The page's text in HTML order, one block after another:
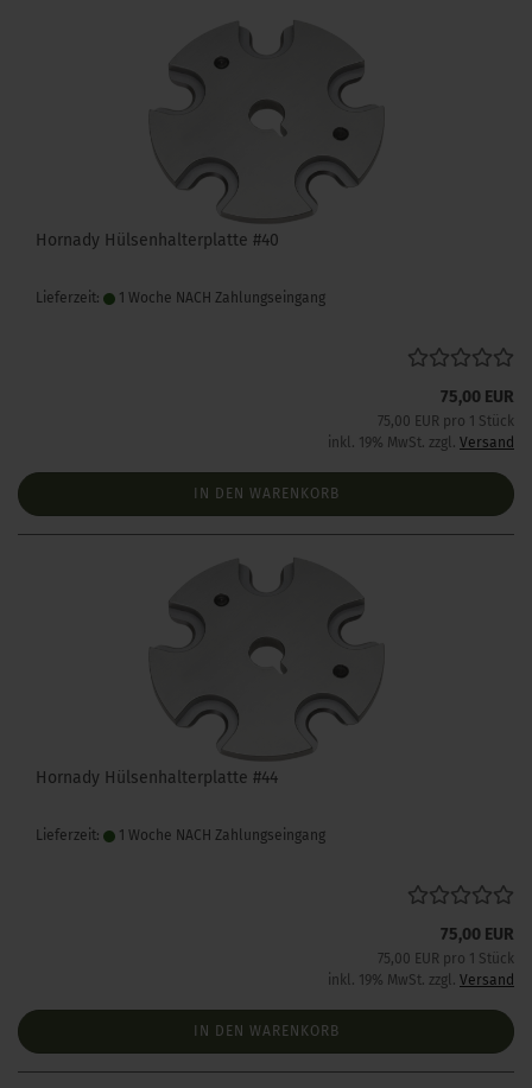
Hornady Hülsenhalterplatte #40
Lieferzeit: 1 Woche NACH Zahlungseingang
75,00 EUR
75,00 EUR pro 1 Stück
inkl. 19% MwSt. zzgl. Versand
IN DEN WARENKORB
Hornady Hülsenhalterplatte #44
Lieferzeit: 1 Woche NACH Zahlungseingang
75,00 EUR
75,00 EUR pro 1 Stück
inkl. 19% MwSt. zzgl. Versand
IN DEN WARENKORB